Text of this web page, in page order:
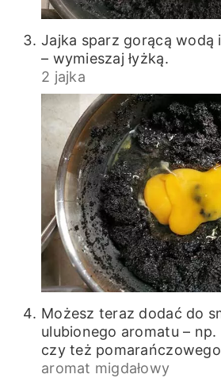
Jajka sparz gorącą wodą
– wymieszaj łyżką.
2 jajka
Możesz teraz dodać do
ulubionego aromatu – np.
czy też
aromat migdałowy